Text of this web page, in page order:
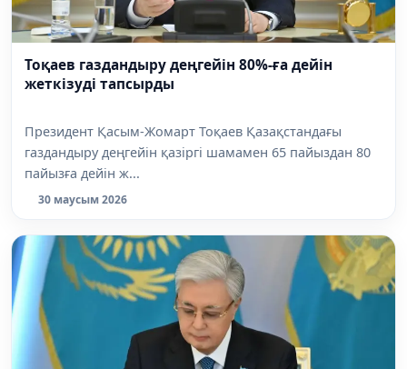
Тоқаев газдандыру деңгейін 80%-ға дейін
жеткізуді тапсырды
Президент Қасым-Жомарт Тоқаев Қазақстандағы
газдандыру деңгейін қазіргі шамамен 65 пайыздан 80
пайызға дейін ж...
30 маусым 2026